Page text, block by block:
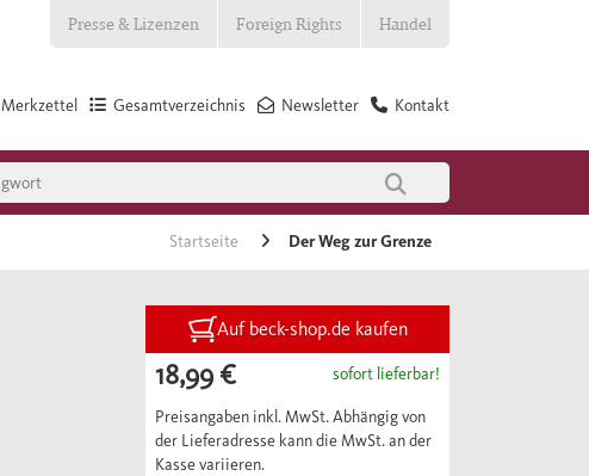
Presse & Lizenzen Foreign Rights Handel
Kontakt
Newsletter
Gesamtverzeichnis
Merkzettel
Startseite Der Weg zur Grenze
Auf beck-shop.de kaufen
18,99 € sofort lieferbar!
Preisangaben inkl. MwSt. Abhängig von
der Lieferadresse kann die MwSt. an der
Kasse variieren.